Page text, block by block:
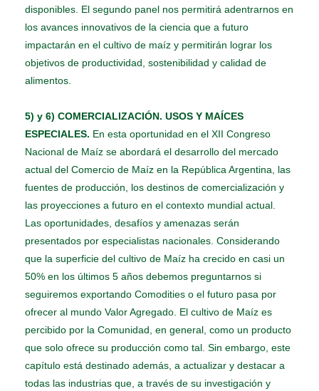
disponibles. El segundo panel nos permitirá adentrarnos en
los avances innovativos de la ciencia que a futuro
impactarán en el cultivo de maíz y permitirán lograr los
objetivos de productividad, sostenibilidad y calidad de
alimentos.
5) y 6) COMERCIALIZACIÓN. USOS Y MAÍCES
ESPECIALES. En esta oportunidad en el XII Congreso
Nacional de Maíz se abordará el desarrollo del mercado
actual del Comercio de Maíz en la República Argentina, las
fuentes de producción, los destinos de comercialización y
las proyecciones a futuro en el contexto mundial actual.
Las oportunidades, desafíos y amenazas serán
presentados por especialistas nacionales. Considerando
que la superficie del cultivo de Maíz ha crecido en casi un
50% en los últimos 5 años debemos preguntarnos si
seguiremos exportando Comodities o el futuro pasa por
ofrecer al mundo Valor Agregado. El cultivo de Maíz es
percibido por la Comunidad, en general, como un producto
que solo ofrece su producción como tal. Sin embargo, este
capítulo está destinado además, a actualizar y destacar a
todas las industrias que, a través de su investigación y